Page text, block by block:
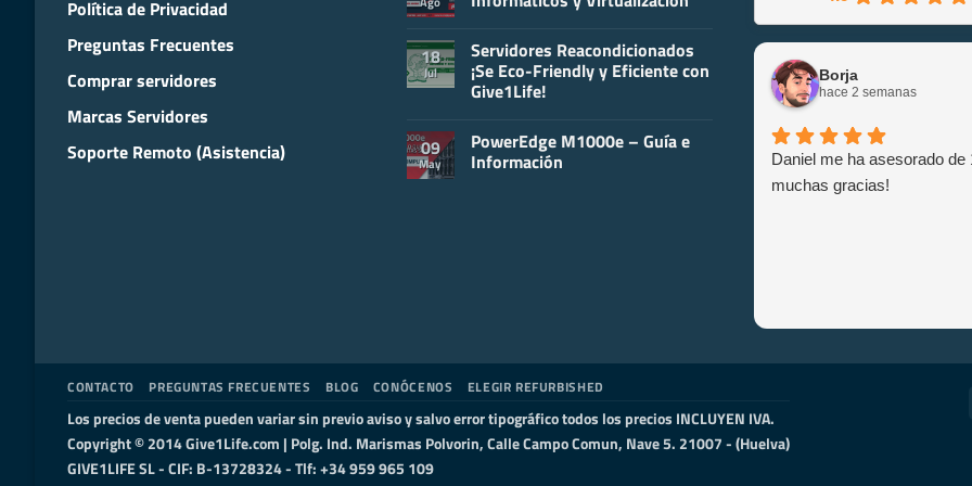
Política de Privacidad
Preguntas Frecuentes
Comprar servidores
Marcas Servidores
Soporte Remoto (Asistencia)
Claves
Mantenimiento
de
un
Servidor
comentarios
en
Curso
de
y
Virtualización
18
Jul
Servidores Reacondicionados
¡Se Eco-Friendly y Eficiente con
Give1Life!
comentarios
en
Servidores
09
May
PowerEdge M1000e – Guía e
Información
Borja
hace 2 semanas
Daniel me ha asesorado de
muchas gracias!
CONTACTO PREGUNTAS FRECUENTES BLOG CONÓCENOS ELEGIR REFURBISHED
Los precios de venta pueden variar sin previo aviso y salvo error tipográfico todos los precios INCLUYEN IVA.
Copyright © 2014 Give1Life.com | Polg. Ind. Marismas Polvorin, Calle Campo Comun, Nave 5. 21007 - (Huelva)
GIVE1LIFE SL - CIF: B-13728324 - Tlf: +34 959 965 109